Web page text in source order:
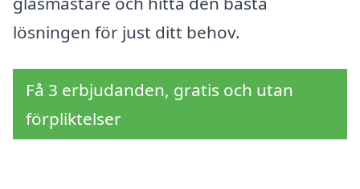
lösningen för just ditt behov.
Få 3 erbjudanden, gratis och utan
förpliktelser